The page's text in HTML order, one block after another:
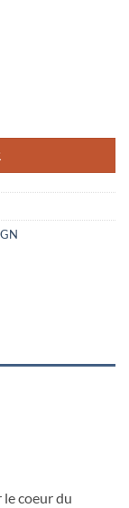
coeur du